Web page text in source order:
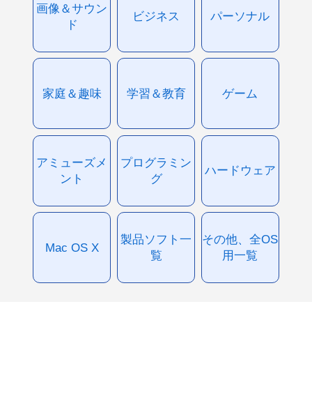
画像＆サウン
ド
ビジネス パーソナル
家庭＆趣味 学習＆教育 ゲーム
アミューズメ
ント
プログラミン
グ
ハードウェア
Mac OS X
製品ソフト一
覧
その他、全OS
用一覧